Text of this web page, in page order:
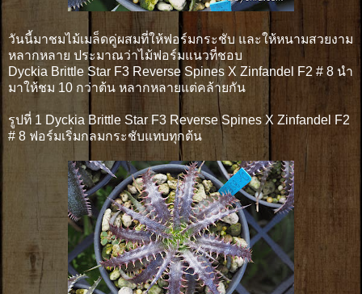
วันนี้มาชมไม้เมล็ดคู่ผสมที่ให้ฟอร์มกระชับ และให้หนามสวยงาม
หลากหลาย ประมาณว่าไม้ฟอร์มแนวที่ชอบ
Dyckia Brittle Star F3 Reverse Spines X Zinfandel F2 # 8 นำ
มาให้ชม 10 กว่าต้น หลากหลายแต่คล้ายกัน
รูปที่ 1 Dyckia Brittle Star F3 Reverse Spines X Zinfandel F2
# 8 ฟอร์มเริ่มกลมกระชับแทบทุกต้น